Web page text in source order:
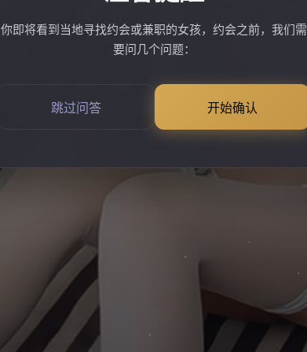
你即将看到当地寻找约会或兼职的女孩，约会之前，我们需
要问几个问题：
跳过问答 开始确认